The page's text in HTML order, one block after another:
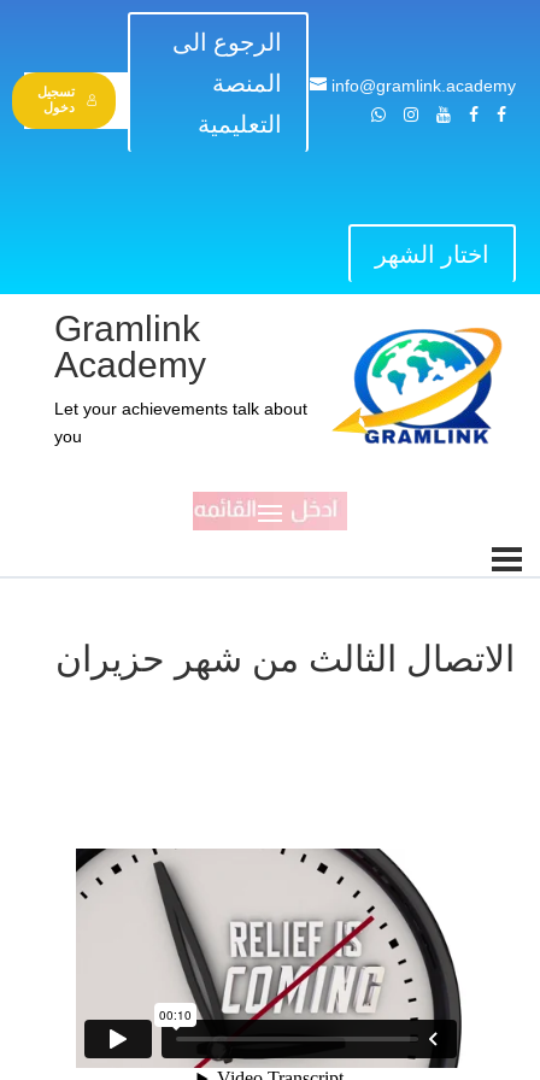
info@gramlink.academy
الرجوع الى
المنصة
التعليمية
تسجيل
دخول
اختار الشهر
Gramlink
Academy
Let your achievements talk about
you
الاتصال الثالث من شهر حزيران